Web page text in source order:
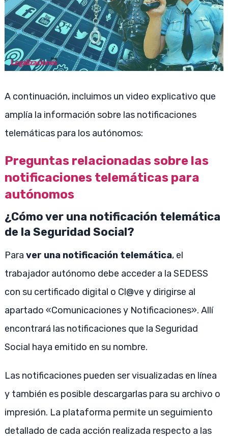
A continuación, incluimos un video explicativo que
amplía la información sobre las notificaciones
telemáticas para los autónomos:
Preguntas relacionadas sobre las
notificaciones telemáticas para
autónomos
¿Cómo ver una notificación telemática
de la Seguridad Social?
Para ver una notificación telemática, el
trabajador autónomo debe acceder a la SEDESS
con su certificado digital o Cl@ve y dirigirse al
apartado «Comunicaciones y Notificaciones». Allí
encontrará las notificaciones que la Seguridad
Social haya emitido en su nombre.
Las notificaciones pueden ser visualizadas en línea
y también es posible descargarlas para su archivo o
impresión. La plataforma permite un seguimiento
detallado de cada acción realizada respecto a las